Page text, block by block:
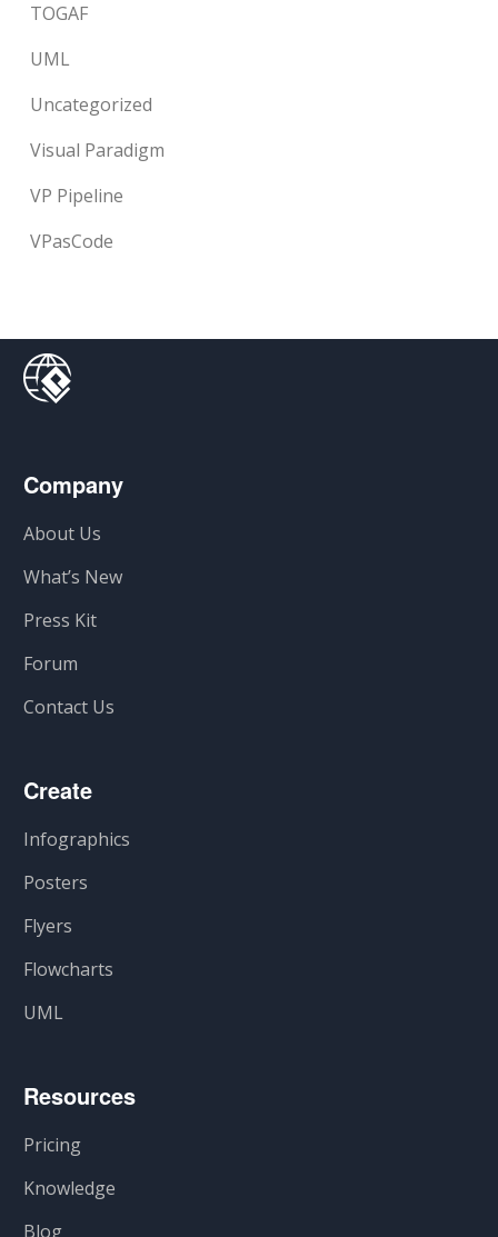
TOGAF
UML
Uncategorized
Visual Paradigm
VP Pipeline
VPasCode
Company
About Us
What’s New
Press Kit
Forum
Contact Us
Create
Infographics
Posters
Flyers
Flowcharts
UML
Resources
Pricing
Knowledge
Blog